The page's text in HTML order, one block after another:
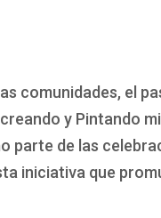
comunidades, el
y Pintando
parte de las
iniciativa que